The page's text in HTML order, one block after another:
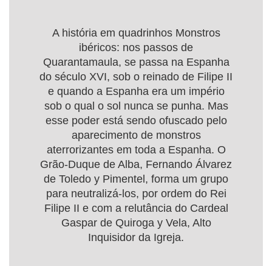
A história em quadrinhos Monstros
ibéricos: nos passos de
Quarantamaula, se passa na Espanha
do século XVI, sob o reinado de Filipe II
e quando a Espanha era um império
sob o qual o sol nunca se punha. Mas
esse poder está sendo ofuscado pelo
aparecimento de monstros
aterrorizantes em toda a Espanha. O
Grão-Duque de Alba, Fernando Álvarez
de Toledo y Pimentel, forma um grupo
para neutralizá-los, por ordem do Rei
Filipe II e com a relutância do Cardeal
Gaspar de Quiroga y Vela, Alto
Inquisidor da Igreja.